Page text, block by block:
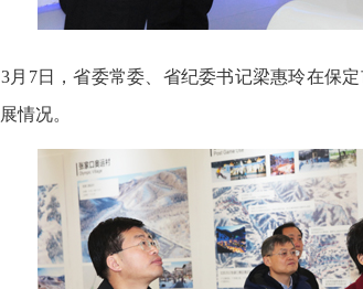
7日，省委常委、省纪委书记梁惠玲在保定
情况。